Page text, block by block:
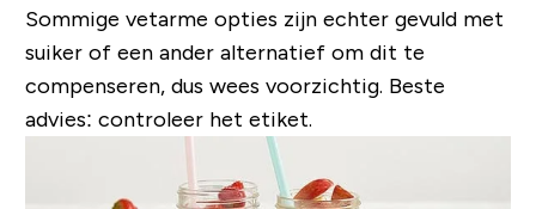
Sommige vetarme opties zijn echter gevuld met
suiker of een ander alternatief om dit te
compenseren, dus wees voorzichtig. Beste
advies: controleer het etiket.